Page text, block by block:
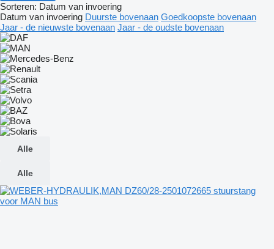
Sorteren: Datum van invoering
Datum van invoering Duurste bovenaan Goedkoopste bovenaan
Jaar - de nieuwste bovenaan Jaar - de oudste bovenaan
Alle
Alle